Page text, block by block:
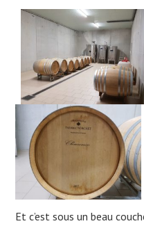
Et c’est sous un beau